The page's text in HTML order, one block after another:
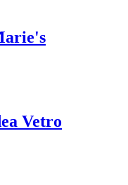
Vetro